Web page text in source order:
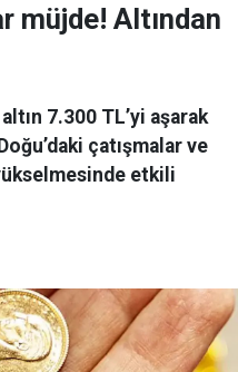
müjde! Altından
7.300 TL’yi aşarak
çatışmalar ve
etkili